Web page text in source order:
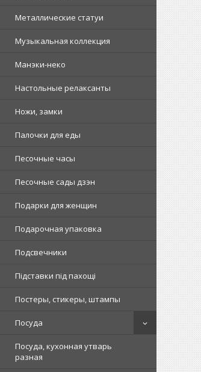
Металлические статуи
Музыкальная коллекция
Манэки-неко
Настольные релаксанты
Ножи, замки
Палочки для еды
Песочные часы
Песочные сады дзэн
Подарки для женщин
Подарочная упаковка
Подсвечники
Підставки під пахощі
Постеры, стикеры, штампы
Посуда
Посуда, кухонная утварь
разная